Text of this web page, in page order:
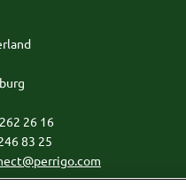
26 16
246 83 25